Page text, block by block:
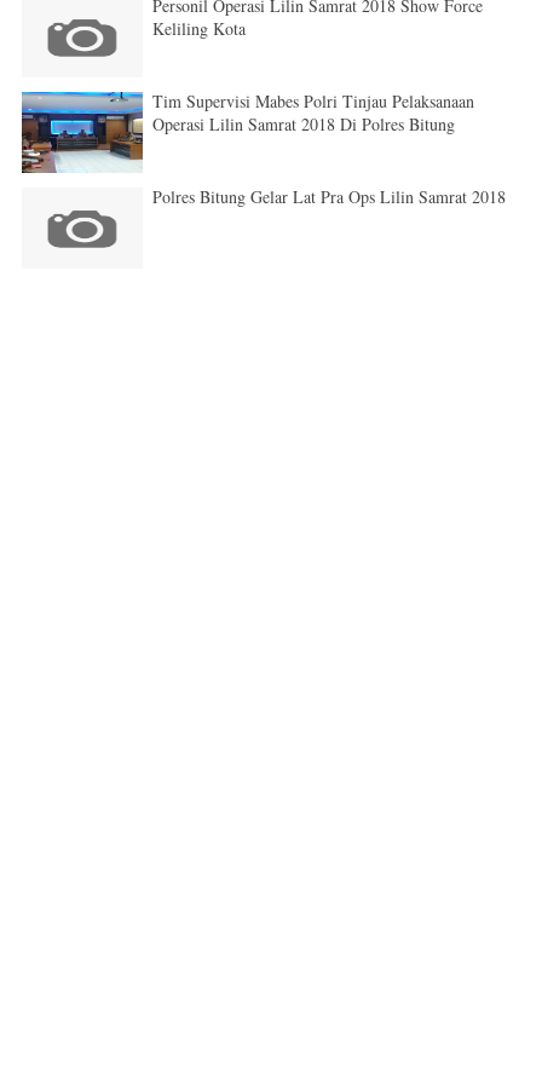
Personil Operasi Lilin Samrat 2018 Show Force
Keliling Kota
Tim Supervisi Mabes Polri Tinjau Pelaksanaan
Operasi Lilin Samrat 2018 Di Polres Bitung
Polres Bitung Gelar Lat Pra Ops Lilin Samrat 2018